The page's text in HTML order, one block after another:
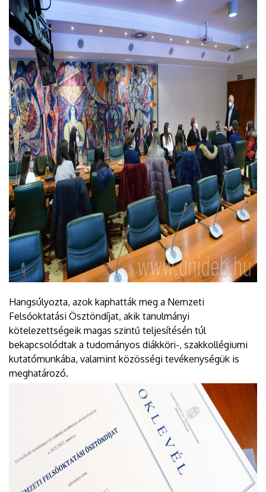
Hangsúlyozta, azok kaphatták meg a Nemzeti
Felsőoktatási Ösztöndíjat, akik tanulmányi
kötelezettségeik magas szintű teljesítésén túl
bekapcsolódtak a tudományos diákköri-, szakkollégiumi
kutatómunkába, valamint közösségi tevékenységük is
meghatározó.